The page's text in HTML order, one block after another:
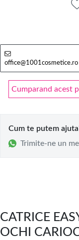
office@1001cosmetice.ro
Cumparand acest
Cum te putem
Trimite-ne un
CATRICE
OCHI